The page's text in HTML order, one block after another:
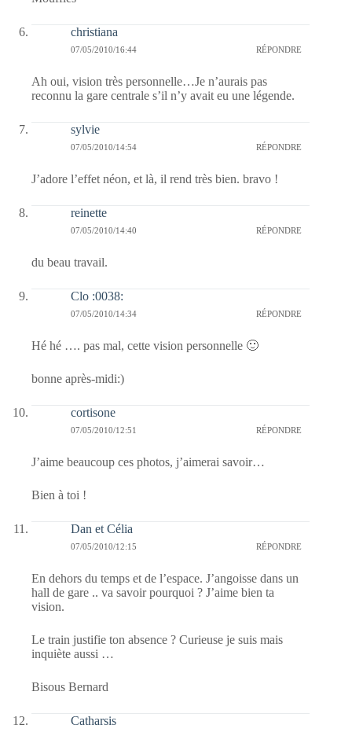
christiana
07/05/2010/16:44 RÉPONDRE
Ah oui, vision très personnelle…Je n’aurais pas
reconnu la gare centrale s’il n’y avait eu une légende.
sylvie
07/05/2010/14:54 RÉPONDRE
J’adore l’effet néon, et là, il rend très bien. bravo !
reinette
07/05/2010/14:40 RÉPONDRE
du beau travail.
Clo :0038:
07/05/2010/14:34 RÉPONDRE
Hé hé …. pas mal, cette vision personnelle 🙂
bonne après-midi:)
cortisone
07/05/2010/12:51 RÉPONDRE
J’aime beaucoup ces photos, j’aimerai savoir…
Bien à toi !
Dan et Célia
07/05/2010/12:15 RÉPONDRE
En dehors du temps et de l’espace. J’angoisse dans un
hall de gare .. va savoir pourquoi ? J’aime bien ta
vision.
Le train justifie ton absence ? Curieuse je suis mais
inquiète aussi …
Bisous Bernard
Catharsis